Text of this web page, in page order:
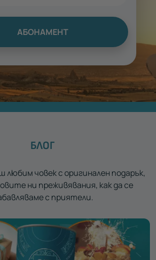
АБОНАМЕНТ
БЛОГ
любим човек с оригинален подарък,
ни преживявания, как да се
с приятели.